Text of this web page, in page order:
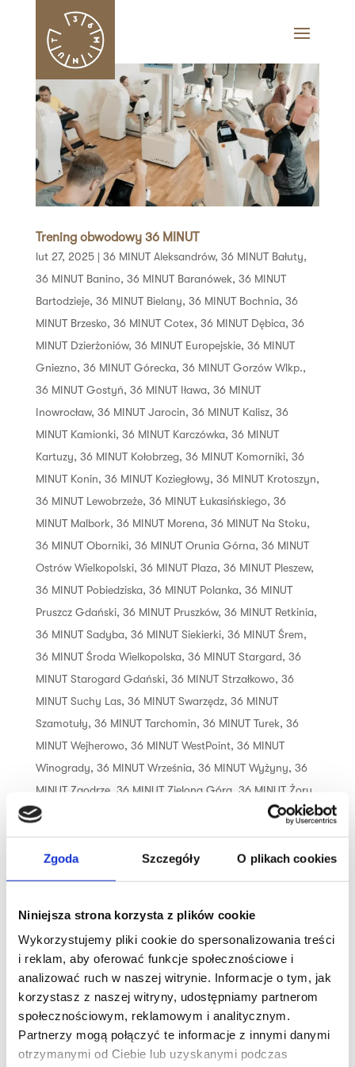
Zgoda Szczegóły O plikach cookies
Niniejsza strona korzysta z plików cookie
Wykorzystujemy pliki cookie do spersonalizowania treści
i reklam, aby oferować funkcje społecznościowe i
analizować ruch w naszej witrynie. Informacje o tym, jak
korzystasz z naszej witryny, udostępniamy partnerom
społecznościowym, reklamowym i analitycznym.
Partnerzy mogą połączyć te informacje z innymi danymi
otrzymanymi od Ciebie lub uzyskanymi podczas
Trening obwodowy 36 MINUT
lut 27, 2025| 36 MINUT Aleksandrów, 36 MINUT Bałuty,
36 MINUT Banino, 36 MINUT Baranówek, 36 MINUT
Bartodzieje, 36 MINUT Bielany, 36 MINUT Bochnia, 36
MINUT Brzesko, 36 MINUT Cotex, 36 MINUT Dębica, 36
MINUT Dzierżoniów, 36 MINUT Europejskie, 36 MINUT
Gniezno, 36 MINUT Górecka, 36 MINUT Gorzów Wlkp.,
36 MINUT Gostyń, 36 MINUT Iława, 36 MINUT
Inowrocław, 36 MINUT Jarocin, 36 MINUT Kalisz, 36
MINUT Kamionki, 36 MINUT Karczówka, 36 MINUT
Kartuzy, 36 MINUT Kołobrzeg, 36 MINUT Komorniki, 36
MINUT Konin, 36 MINUT Koziegłowy, 36 MINUT Krotoszyn,
36 MINUT Lewobrzeże, 36 MINUT Łukasińskiego, 36
MINUT Malbork, 36 MINUT Morena, 36 MINUT Na Stoku,
36 MINUT Oborniki, 36 MINUT Orunia Górna, 36 MINUT
Ostrów Wielkopolski, 36 MINUT Plaza, 36 MINUT Pleszew,
36 MINUT Pobiedziska, 36 MINUT Polanka, 36 MINUT
Pruszcz Gdański, 36 MINUT Pruszków, 36 MINUT Retkinia,
36 MINUT Sadyba, 36 MINUT Siekierki, 36 MINUT Śrem,
36 MINUT Środa Wielkopolska, 36 MINUT Stargard, 36
MINUT Starogard Gdański, 36 MINUT Strzałkowo, 36
MINUT Suchy Las, 36 MINUT Swarzędz, 36 MINUT
Szamotuły, 36 MINUT Tarchomin, 36 MINUT Turek, 36
MINUT Wejherowo, 36 MINUT WestPoint, 36 MINUT
Winogrady, 36 MINUT Września, 36 MINUT Wyżyny, 36
MINUT Zaodrze, 36 MINUT Zielona Góra, 36 MINUT Żory
36 MINUT Żywiec
Trening dopasowany do Twoich
w siłowni. 12 ustawionych w okręgu
urządzeń tworzy obwód siłowo-
wytrzymałościowy, dzięki czemu trening
jest efektywny i skuteczny. Połączenie
treningu cardio...